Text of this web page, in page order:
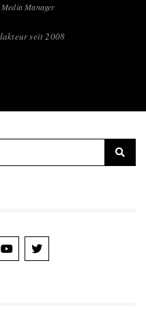
Manager
seit 2008